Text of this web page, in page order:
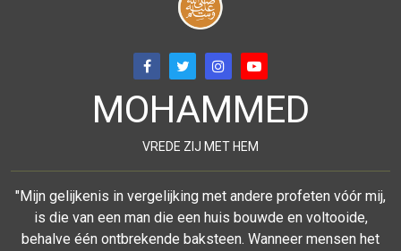
MOHAMMED
VREDE ZIJ MET HEM
"Mijn gelijkenis in vergelijking met andere profeten vóór mij,
is die van een man die een huis bouwde en voltooide,
behalve één ontbrekende baksteen. Wanneer mensen het